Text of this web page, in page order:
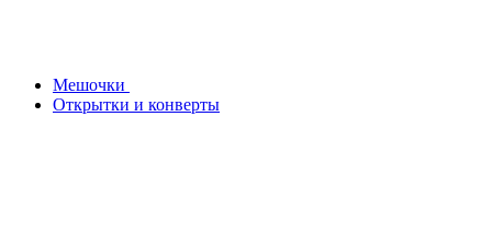
Мешочки
Открытки и конверты